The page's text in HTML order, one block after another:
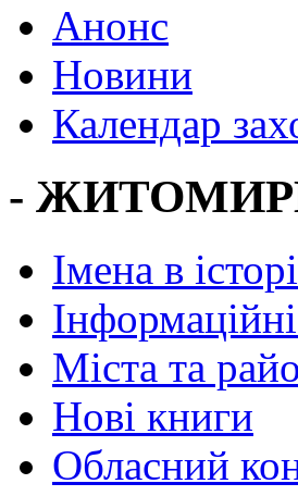
Анонс
Новини
Календар
-
Імена в
Міста та
Нові книги
Обласний